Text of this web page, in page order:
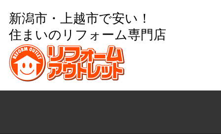
新潟市・上越市で安い！
住まいのリフォーム専門店